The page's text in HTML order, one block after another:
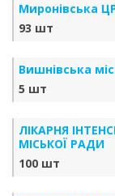
Миронівська
93 шт
Вишнівська
5 шт
ЛІКАРНЯ
МІСЬКОЇ РАДИ
100 шт